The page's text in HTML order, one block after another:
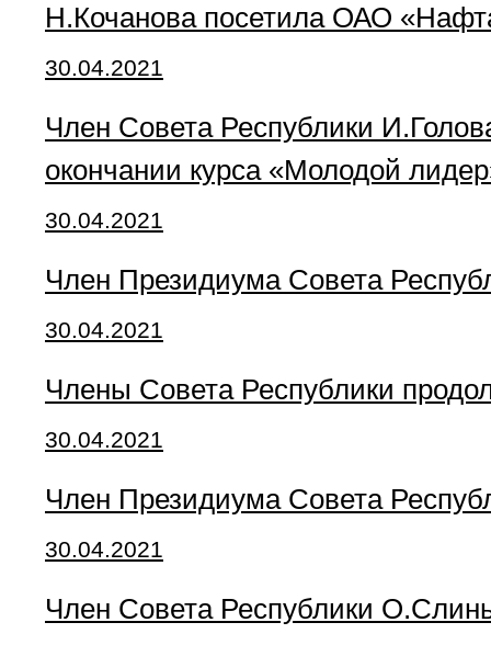
Н.Кочанова посетила ОАО
30.04.2021
Член Совета Республики
окончании курса «Молодой
30.04.2021
Член Президиума Совета
30.04.2021
Члены Совета Республики
30.04.2021
Член Президиума Совета
30.04.2021
Член Совета Республики